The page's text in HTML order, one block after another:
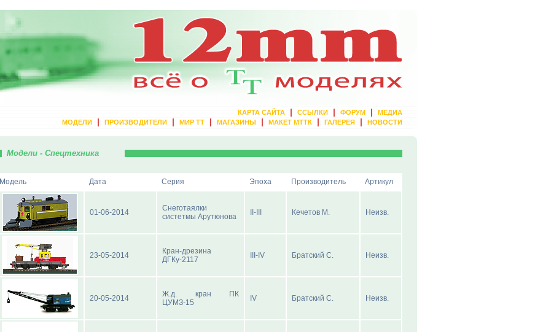
КАРТА САЙТА | ССЫЛКИ | ФОРУМ |
МЕДИА
МОДЕЛИ
| ПРОИЗВОДИТЕЛИ | МИР ТТ | МАГАЗИНЫ | МАКЕТ МТТК | ГАЛЕРЕЯ | НОВОСТИ
Модели - Спецтехника
Модель Дата Серия Эпоха Производитель Артикул
01-06-2014
Снеготаялки
систетмы Арутюнова
II-III Кечетов М. Неизв.
23-05-2014
Кран-дрезина
ДГКу-2117
III-IV Братский С. Неизв.
20-05-2014
Ж.д. кран ПК
ЦУМЗ-15
IV Братский С. Неизв.